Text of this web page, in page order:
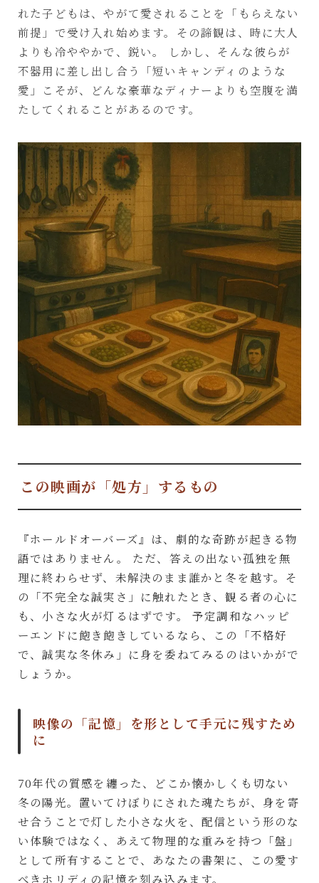
れた子どもは、やがて愛されることを「もらえない
前提」で受け入れ始めます。その諦観は、時に大人
よりも冷ややかで、鋭い。 しかし、そんな彼らが
不器用に差し出し合う「短いキャンディのような
愛」こそが、どんな豪華なディナーよりも空腹を満
たしてくれることがあるのです。
この映画が「処方」するもの
『ホールドオーバーズ』は、劇的な奇跡が起きる物
語ではありません。 ただ、答えの出ない孤独を無
理に終わらせず、未解決のまま誰かと冬を越す。そ
の「不完全な誠実さ」に触れたとき、観る者の心に
も、小さな火が灯るはずです。 予定調和なハッピ
ーエンドに飽き飽きしているなら、この「不格好
で、誠実な冬休み」に身を委ねてみるのはいかがで
しょうか。
映像の「記憶」を形として手元に残すため
に
70年代の質感を纏った、どこか懐かしくも切ない
冬の陽光。置いてけぼりにされた魂たちが、身を寄
せ合うことで灯した小さな火を、配信という形のな
い体験ではなく、あえて物理的な重みを持つ「盤」
として所有することで、あなたの書架に、この愛す
べきホリディの記憶を刻み込みます。